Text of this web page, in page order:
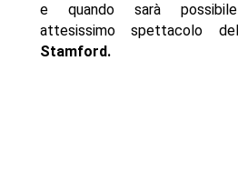
e quando sarà
attesissimo spettacolo
Stamford.